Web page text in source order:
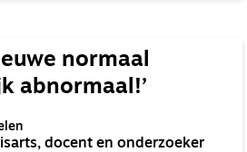
normaal
abnormaal!’
docent en onderzoeker